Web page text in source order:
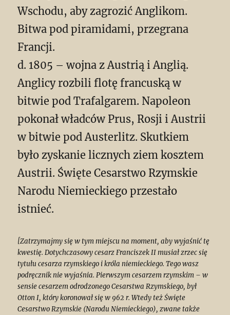
Wschodu, aby zagrozić Anglikom.
Bitwa pod piramidami, przegrana
Francji.
d. 1805 – wojna z Austrią i Anglią.
Anglicy rozbili flotę francuską w
bitwie pod Trafalgarem. Napoleon
pokonał władców Prus, Rosji i Austrii
w bitwie pod Austerlitz. Skutkiem
było zyskanie licznych ziem kosztem
Austrii. Święte Cesarstwo Rzymskie
Narodu Niemieckiego przestało
istnieć.
[Zatrzymajmy się w tym miejscu na moment, aby wyjaśnić tę
kwestię. Dotychczasowy cesarz Franciszek II musiał zrzec się
tytułu cesarza rzymskiego i króla niemieckiego. Tego wasz
podręcznik nie wyjaśnia. Pierwszym cesarzem rzymskim – w
sensie cesarzem odrodzonego Cesarstwa Rzymskiego, był
Otton I, który koronował się w 962 r. Wtedy też Święte
Cesarstwo Rzymskie (Narodu Niemieckiego), zwane także